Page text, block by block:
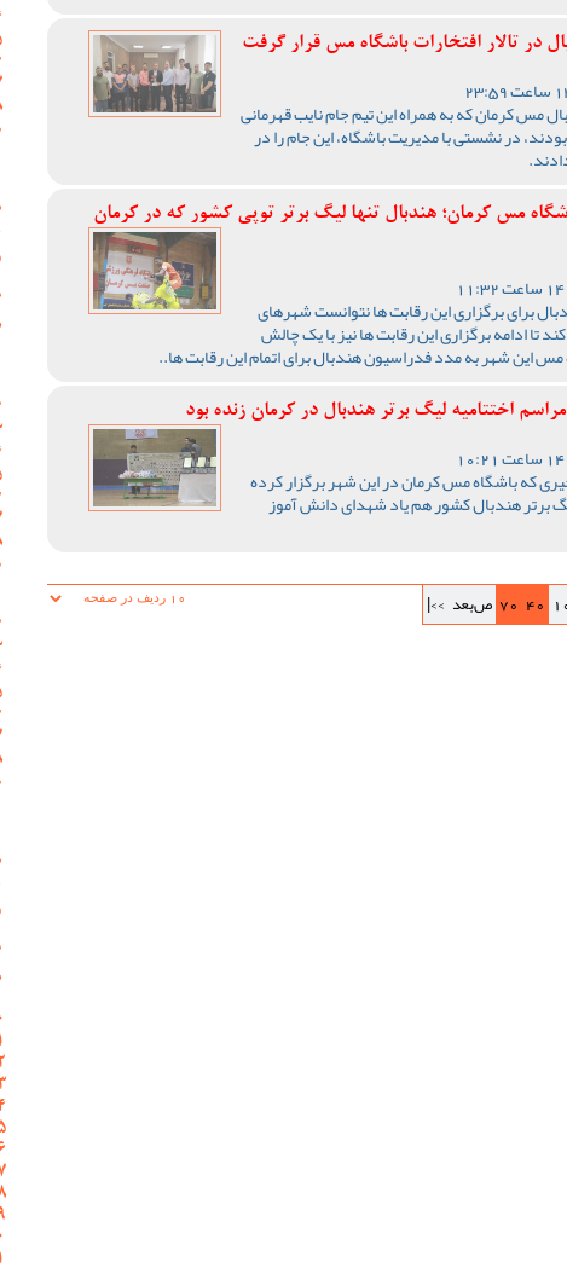
در تالار افتخارات باشگاه مس قرار گرفت
مس کرمان که به همراه این تیم جام نایب قهرمانی
در نشستی با مدیریت باشگاه، این جام را در
مس کرمان؛ هندبال تنها لیگ برتر توپی کشور که در کرمان
برای برگزاری این رقابت ها نتوانست شهرهای
تا ادامه برگزاری این رقابت ها نیز با یک چالش
این شهر به مدد فدراسیون هندبال برای اتمام این رقابت ها..
اختتامیه لیگ برتر هندبال در کرمان زنده بود
که باشگاه مس کرمان در این شهر برگزار کرده
برتر هندبال کشور هم یاد شهدای دانش آموز
40
70 ص‌بعد >>|